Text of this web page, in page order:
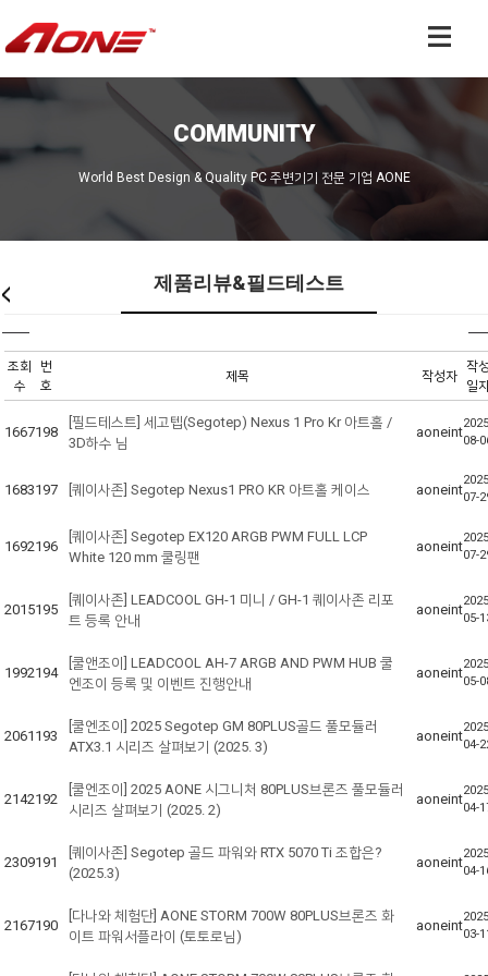
COMMUNITY
World Best Design & Quality PC 주변기기 전문 기업 AONE
제품리뷰&필드테스트
조회
수
번
호
제목 작성자
작
일
1667198
[필드테스트] 세고텝(Segotep) Nexus 1 Pro Kr 아트홀 /
3D하수 님
aoneint
08-
1683197 [퀘이사존] Segotep Nexus1 PRO KR 아트홀 케이스 aoneint07-
1692196
[퀘이사존] Segotep EX120 ARGB PWM FULL LCP
White 120 mm 쿨링팬
aoneint
07-
2015195
[퀘이사존] LEADCOOL GH-1 미니 / GH-1 퀘이사존 리포
트 등록 안내
aoneint
05-
1992194
[쿨앤조이] LEADCOOL AH-7 ARGB AND PWM HUB 쿨
엔조이 등록 및 이벤트 진행안내
aoneint
05-
2061 193
[쿨엔조이] 2025 Segotep GM 80PLUS골드 풀모듈러
ATX3.1 시리즈 살펴보기 (2025. 3)
aoneint
04-
2142192
[쿨엔조이] 2025 AONE 시그니처 80PLUS브론즈 풀모듈러
시리즈 살펴보기 (2025. 2)
aoneint
04-
2309191
[퀘이사존] Segotep 골드 파워와 RTX 5070 Ti 조합은?
(2025.3)
aoneint
04-
2167190
[다나와 체험단] AONE STORM 700W 80PLUS브론즈 화
이트 파워서플라이 (토토로님)
aoneint
03-